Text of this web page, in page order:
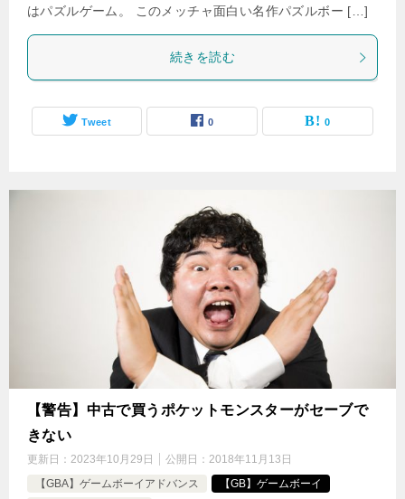
はパズルゲーム。 このメッチャ面白い名作パズルボー […]
続きを読む
Tweet 0 0
【警告】中古で買うポケットモンスターがセーブで
きない
更新日： 2023年10月29日 公開日： 2018年11月13日
【GBA】ゲームボーイアドバンス
【GB】ゲームボーイ